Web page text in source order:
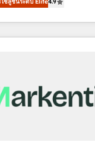
custom
companies: - Win more
Reduce no-shows -
too busy to learn the
Personal